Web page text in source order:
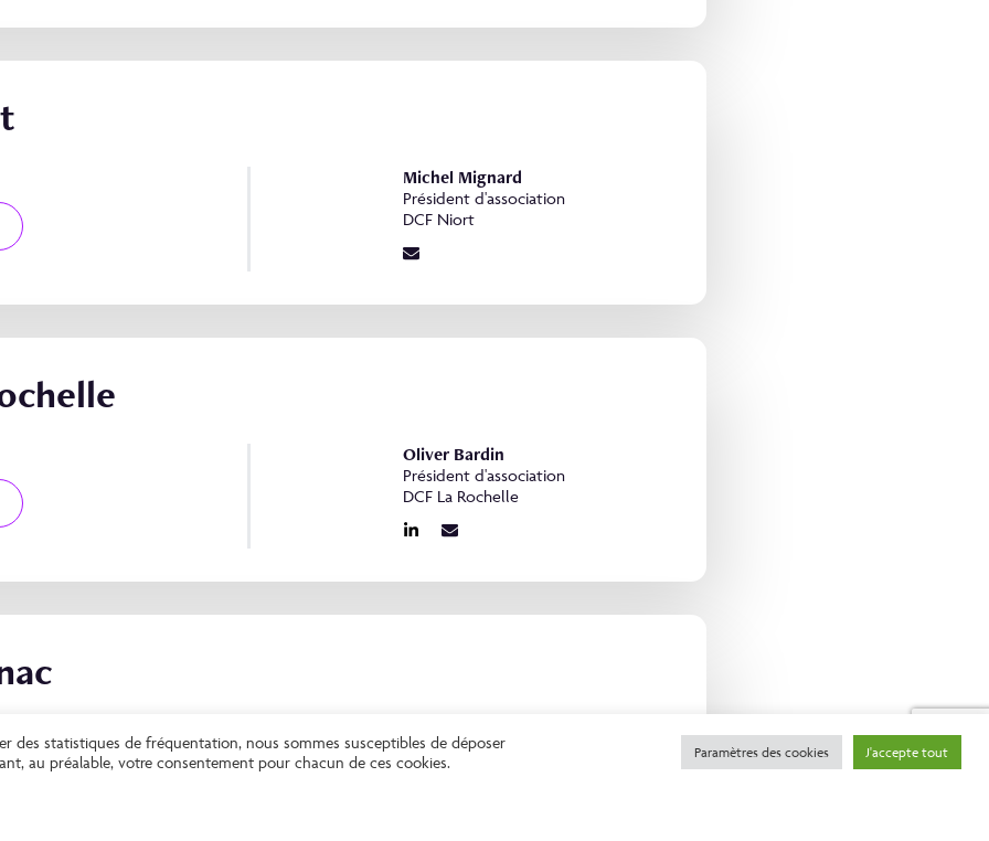
Michel Mignard
Président d'association
DCF Niort
Oliver Bardin
Président d'association
DCF La Rochelle
Alexandre Neveu
Président d'association
DCF Cognac
des statistiques de fréquentation, nous sommes susceptibles de déposer
au préalable, votre consentement pour chacun de ces cookies.
Paramètres des cookies J'accepte tout